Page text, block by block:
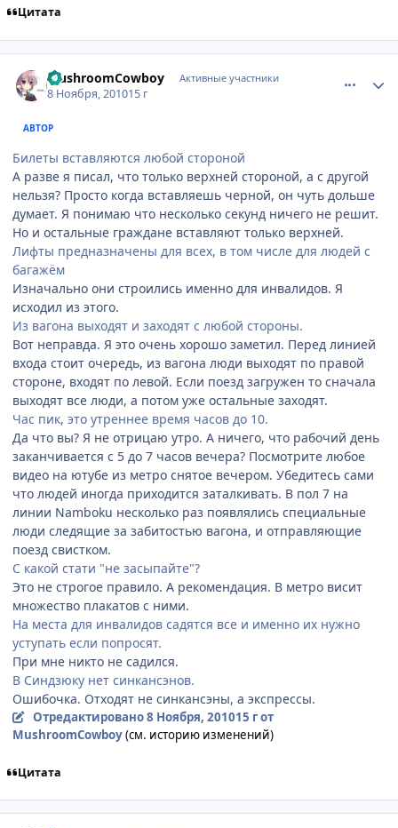
Цитата
MushroomCowboy Активные участники
8 Ноября, 201015 г
АВТОР
Билеты вставляются любой стороной
А разве я писал, что только верхней стороной, а с другой
нельзя? Просто когда вставляешь черной, он чуть дольше
думает. Я понимаю что несколько секунд ничего не решит.
Но и остальные граждане вставляют только верхней.
Лифты предназначены для всех, в том числе для людей с
багажём
Изначально они строились именно для инвалидов. Я
исходил из этого.
Из вагона выходят и заходят с любой стороны.
Вот неправда. Я это очень хорошо заметил. Перед линией
входа стоит очередь, из вагона люди выходят по правой
стороне, входят по левой. Если поезд загружен то сначала
выходят все люди, а потом уже остальные заходят.
Час пик, это утреннее время часов до 10.
Да что вы? Я не отрицаю утро. А ничего, что рабочий день
заканчивается с 5 до 7 часов вечера? Посмотрите любое
видео на ютубе из метро снятое вечером. Убедитесь сами
что людей иногда приходится заталкивать. В пол 7 на
линии Namboku несколько раз появлялись специальные
люди следящие за забитостью вагона, и отправляющие
поезд свистком.
С какой стати "не засыпайте"?
Это не строгое правило. А рекомендация. В метро висит
множество плакатов с ними.
На места для инвалидов садятся все и именно их нужно
уступать если попросят.
При мне никто не садился.
В Синдзюку нет синкансэнов.
Ошибочка. Отходят не синкансэны, а экспрессы.
Отредактировано8 Ноября, 201015 гот
MushroomCowboy(см. историю изменений)
Цитата